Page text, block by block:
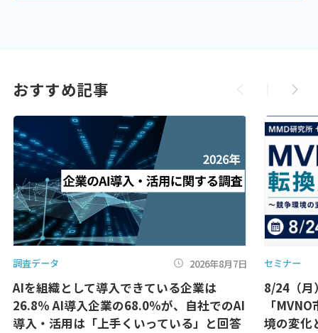
おすすめ記事
調査データ 2026年8月7日
AIを組織として導入できている企業は
26.8％ AI導入企業の68.0％が、自社でのAI
導入・活用は「上手くいっている」と回答
セミナー
8/24（月
「
境の変化